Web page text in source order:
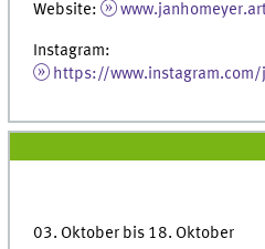
Website:
Instagram:
https://
03. Oktober bis 18. Oktober